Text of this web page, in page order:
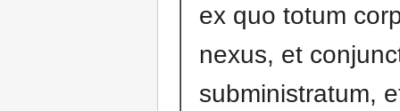
ex quo totum
nexus, et
subministratum,